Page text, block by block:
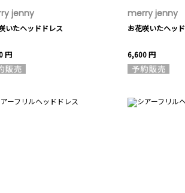
jenny
いたヘッドドレス
円
merry jenny
お花咲いたヘッ
6,600 円